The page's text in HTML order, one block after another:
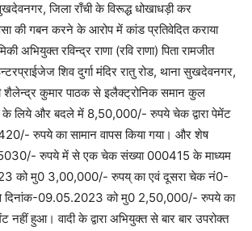
जिला राँची के विरूद्ध धोखाधड़ी कर
की गबन करने के आरोप में कांड प्रतिवेदित कराया
अभियुक्त रविन्द्र राणा (रवि राणा) पिता रामजीत
शिव दुर्गा मंदिर रातु रोड, थाना सुखदेवनगर,
शैलेन्द्र कुमार पाठक से इलैक्ट्रोनिक समान कुल
लिये और बदले में 8,50,000/- रुपये चेक द्वारा पेमेंट
रुपये का सामान वापस किया गया। और शेष
रुपये में से एक चेक संख्या 000415 के माध्यम
को मु0 3,00,000/- रुपय् का एवं दूसरा चेक नं0-
दिनांक-09.05.2023 को मु0 2,50,000/- रुपये का
नहीं हुआ। वादी के द्वारा अभियुक्त से बार बार उपरोक्त